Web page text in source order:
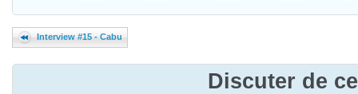
Interview #15 - Cabu
Discuter de